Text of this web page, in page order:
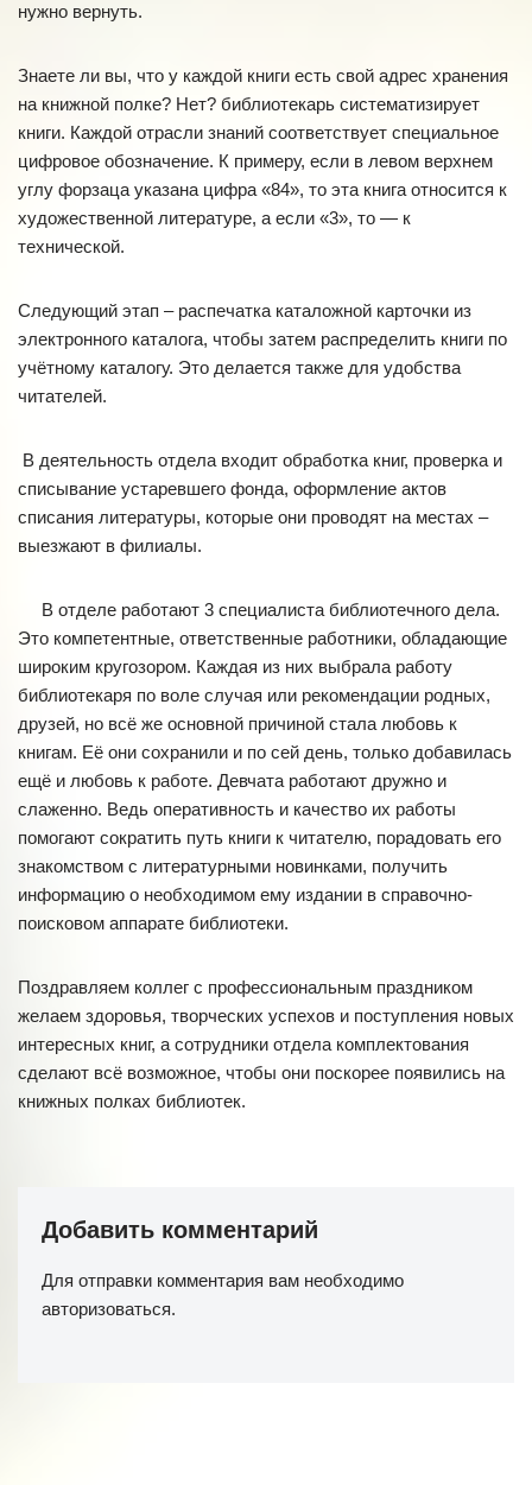
нужно вернуть.
Знаете ли вы, что у каждой книги есть свой адрес хранения
на книжной полке? Нет? библиотекарь систематизирует
книги. Каждой отрасли знаний соответствует специальное
цифровое обозначение. К примеру, если в левом верхнем
углу форзаца указана цифра «84», то эта книга относится к
художественной литературе, а если «3», то — к
технической.
Следующий этап – распечатка каталожной карточки из
электронного каталога, чтобы затем распределить книги по
учётному каталогу. Это делается также для удобства
читателей.
В деятельность отдела входит обработка книг, проверка и
списывание устаревшего фонда, оформление актов
списания литературы, которые они проводят на местах –
выезжают в филиалы.
В отделе работают 3 специалиста библиотечного дела.
Это компетентные, ответственные работники, обладающие
широким кругозором. Каждая из них выбрала работу
библиотекаря по воле случая или рекомендации родных,
друзей, но всё же основной причиной стала любовь к
книгам. Её они сохранили и по сей день, только добавилась
ещё и любовь к работе. Девчата работают дружно и
слаженно. Ведь оперативность и качество их работы
помогают сократить путь книги к читателю, порадовать его
знакомством с литературными новинками, получить
информацию о необходимом ему издании в справочно-
поисковом аппарате библиотеки.
Поздравляем коллег с профессиональным праздником
желаем здоровья, творческих успехов и поступления новых
интересных книг, а сотрудники отдела комплектования
сделают всё возможное, чтобы они поскорее появились на
книжных полках библиотек.
Добавить комментарий
Для отправки комментария вам необходимо
авторизоваться.